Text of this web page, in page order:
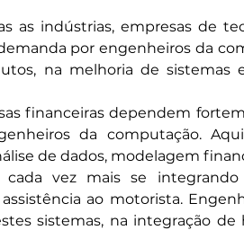
as indústrias, empresas de
por engenheiros da
na melhoria de sistemas
financeiras dependem
da computação.
de dados, modelagem
vez mais se
ao motorista.
sistemas, na integração de